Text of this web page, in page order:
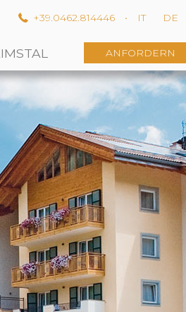
+39.0462.814446 • IT DE
ANFORDERN